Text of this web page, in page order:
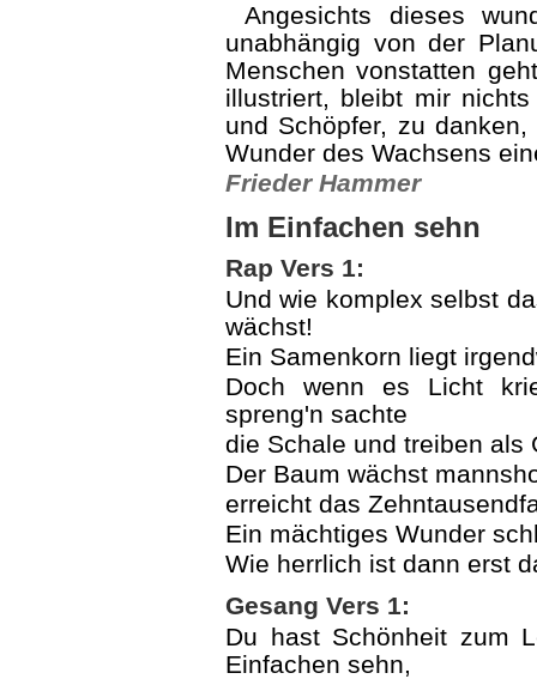
Angesichts dieses
unabhängig von der
Menschen vonstatten
illustriert, bleibt mir
und Schöpfer, zu
Wunder des Wachsens
Frieder Hammer
Im Einfachen sehn
Rap Vers 1:
Und wie komplex selbst
wächst!
Ein Samenkorn liegt
Doch wenn es Licht
spreng'n sachte
die Schale und treiben als
Der Baum wächst
erreicht das
Ein mächtiges Wunder
Wie herrlich ist dann erst
Gesang Vers 1:
Du hast Schönheit zum
Einfachen sehn,